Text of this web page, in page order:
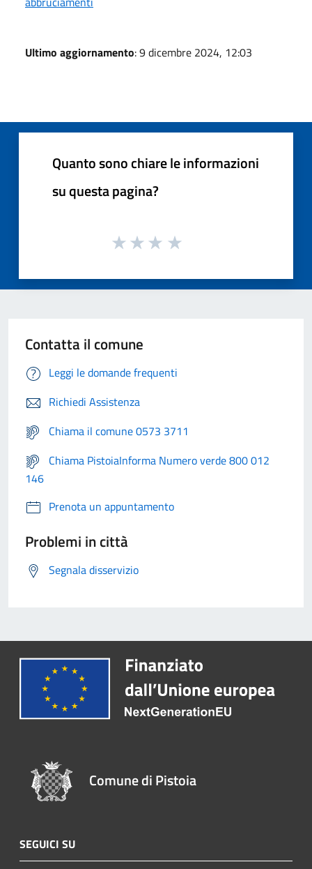
Ultimo aggiornamento: 9 dicembre 2024, 12:03
Quanto sono chiare le informazioni
su questa pagina?
Contatta il comune
Leggi le domande frequenti
Richiedi Assistenza
Chiama il comune 0573 3711
Chiama PistoiaInforma Numero verde 800 012
146
Prenota un appuntamento
Problemi in città
Segnala disservizio
Comune di Pistoia
SEGUICI SU